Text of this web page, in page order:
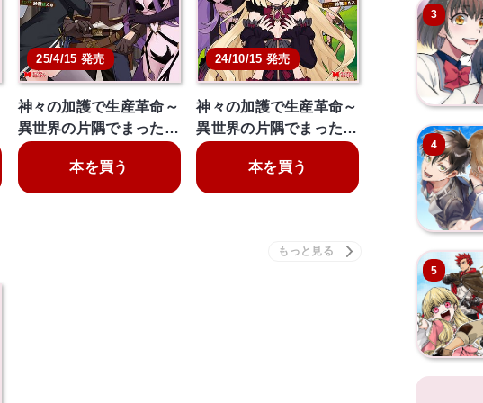
25/4/15 発売
神々の加護で生産革命～
異世界の片隅でまった…
本を買う
24/10/15 発売
神々の加護で生産革命～
異世界の片隅でまった…
本を買う
3
4
5